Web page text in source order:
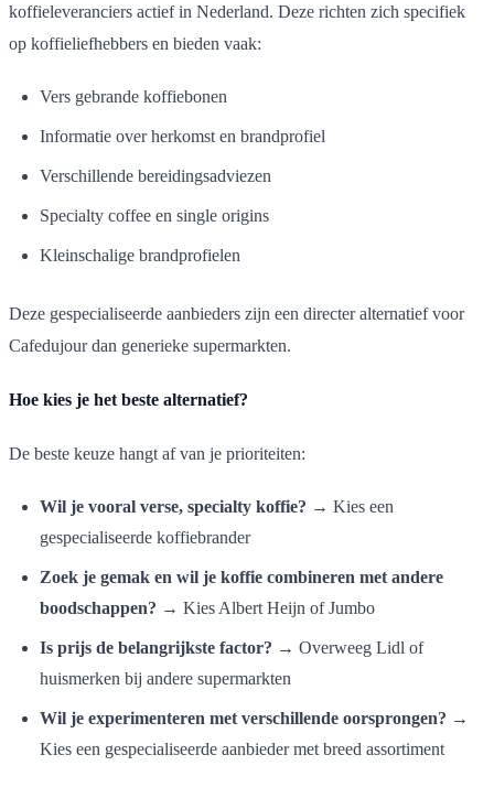
koffieleveranciers actief in Nederland. Deze richten zich specifiek
op koffieliefhebbers en bieden vaak:
Vers gebrande koffiebonen
Informatie over herkomst en brandprofiel
Verschillende bereidingsadviezen
Specialty coffee en single origins
Kleinschalige brandprofielen
Deze gespecialiseerde aanbieders zijn een directer alternatief voor
Cafedujour dan generieke supermarkten.
Hoe kies je het beste alternatief?
De beste keuze hangt af van je prioriteiten:
Wil je vooral verse, specialty koffie? → Kies een
gespecialiseerde koffiebrander
Zoek je gemak en wil je koffie combineren met andere
boodschappen? → Kies Albert Heijn of Jumbo
Is prijs de belangrijkste factor? → Overweeg Lidl of
huismerken bij andere supermarkten
Wil je experimenteren met verschillende oorsprongen? →
Kies een gespecialiseerde aanbieder met breed assortiment